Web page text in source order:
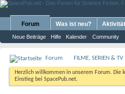
Forum
Neue Beiträge Hilfe Kalender Community
Was ist neu?
Forum FILME, SERIEN & TV
Herzlich willkommen in unserem Forum. Die
Einstieg bei SpacePub.net.